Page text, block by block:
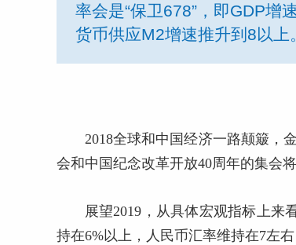
率会是“保卫678”，即GDP增
货币供应M2增速推升到8以上
2018全球和中国经济一路颠簸，
会和中国纪念改革开放40周年的集会
展望2019，从具体宏观指标上来
持在6%以上，人民币汇率维持在7左